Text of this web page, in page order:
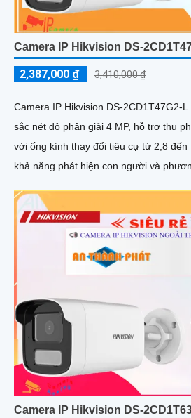
Camera IP Hikvision DS-
2,387,000 ₫ 3,410,000 ₫
Camera IP Hikvision DS-2CD1T47G2-
sắc nét độ phân giải 4 MP, hỗ trợ thu
với ống kính thay đổi tiêu cự từ 2,8 đến 12 mm.
khả năng phát hiện con người và
quả
Camera IP Hikvision DS-